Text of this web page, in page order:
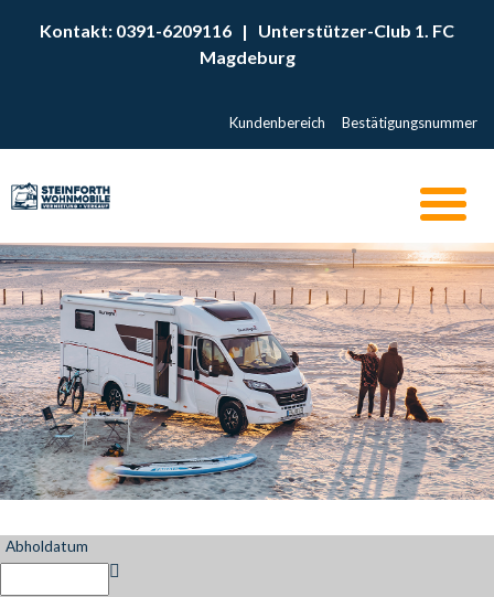
Kontakt: 0391-6209116 | Unterstützer-Club 1. FC
Magdeburg
Kundenbereich Bestätigungsnummer
Abholdatum